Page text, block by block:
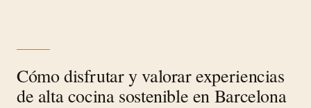
Cómo disfrutar y valorar experiencias
de alta cocina sostenible en Barcelona